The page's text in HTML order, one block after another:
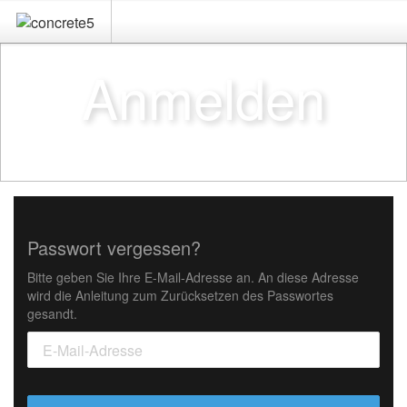
Anmelden
Passwort vergessen?
Bitte geben Sie Ihre E-Mail-Adresse an. An diese Adresse
wird die Anleitung zum Zurücksetzen des Passwortes
gesandt.